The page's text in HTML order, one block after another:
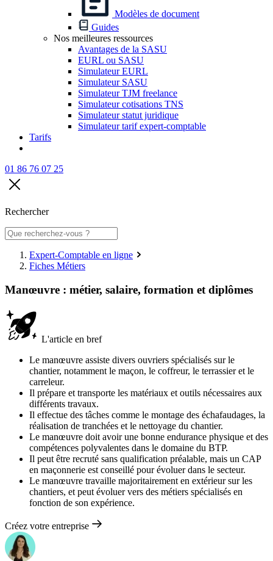
Modèles de document
Guides
Nos meilleures ressources
Avantages de la SASU
EURL ou SASU
Simulateur EURL
Simulateur SASU
Simulateur TJM freelance
Simulateur cotisations TNS
Simulateur statut juridique
Simulateur tarif expert-comptable
Tarifs
01 86 76 07 25
Rechercher
Expert-Comptable en ligne
Fiches Métiers
Manœuvre : métier, salaire, formation et diplômes
L'article en bref
Le manœuvre assiste divers ouvriers spécialisés sur le
chantier, notamment le maçon, le coffreur, le terrassier et le
carreleur.
Il prépare et transporte les matériaux et outils nécessaires aux
différents travaux.
Il effectue des tâches comme le montage des échafaudages, la
réalisation de tranchées et le nettoyage du chantier.
Le manœuvre doit avoir une bonne endurance physique et des
compétences polyvalentes dans le domaine du BTP.
Il peut être recruté sans qualification préalable, mais un CAP
en maçonnerie est conseillé pour évoluer dans le secteur.
Le manœuvre travaille majoritairement en extérieur sur les
chantiers, et peut évoluer vers des métiers spécialisés en
fonction de son expérience.
Créez votre entreprise